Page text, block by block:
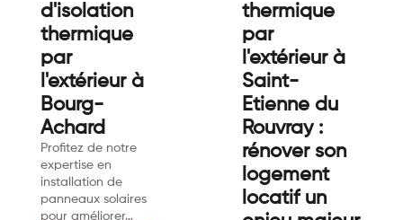
d'isolation
thermique
par
l'extérieur à
Bourg-
Achard
Profitez de notre
expertise en
installation de
panneaux solaires
pour améliorer…
thermique
par
l'extérieur à
Saint-
Etienne du
Rouvray :
rénover son
logement
locatif un